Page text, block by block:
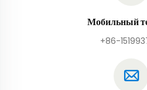
Мобильный
+86-